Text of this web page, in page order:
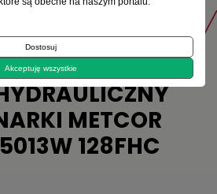
METCOR
128FHC
Dostosuj
Akceptuję wszystkie